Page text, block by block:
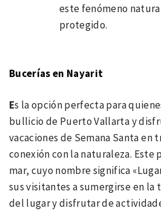
este fenómeno
protegido.
Bucerías en Nayarit
Es la opción perfecta para
bullicio de Puerto Vallarta y
vacaciones de Semana Santa en
conexión con la naturaleza. Este
mar, cuyo nombre significa
sus visitantes a sumergirse en
del lugar y disfrutar de